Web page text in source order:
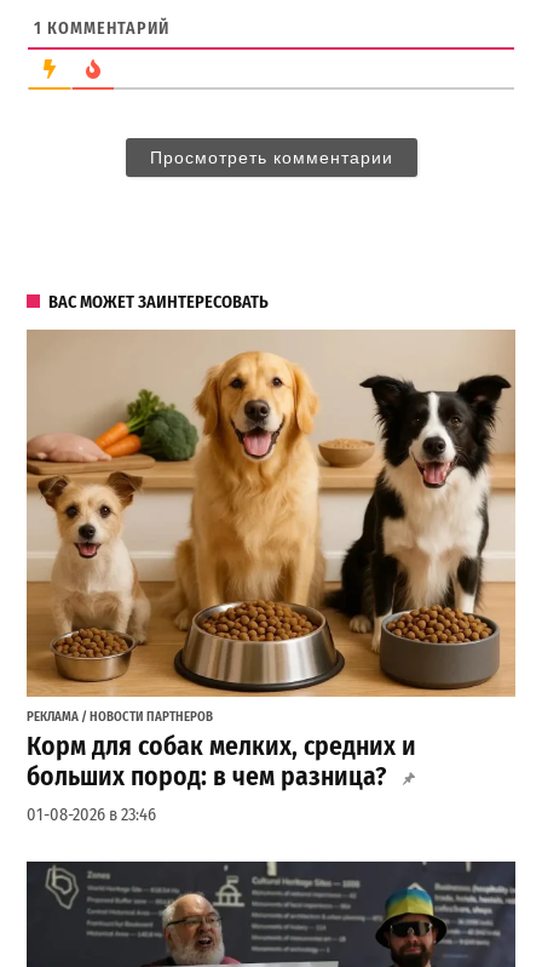
1 КОММЕНТАРИЙ
Просмотреть комментарии
ВАС МОЖЕТ ЗАИНТЕРЕСОВАТЬ
РЕКЛАМА / НОВОСТИ ПАРТНЕРОВ
Корм для собак мелких, средних и
больших пород: в чем разница?
01-08-2026 в 23:46